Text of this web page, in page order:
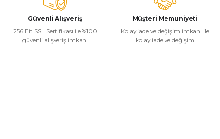
Güvenli Alışveriş
256 Bit SSL Sertifikası ile %100
güvenli alışveriş imkanı
Müşteri Memuniyeti
Kolay iade ve değişim imkanı ile
kolay iade ve değişim